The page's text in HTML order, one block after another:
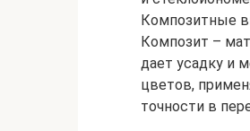
Композитные
Композит –
дает усадку и
цветов,
точности в